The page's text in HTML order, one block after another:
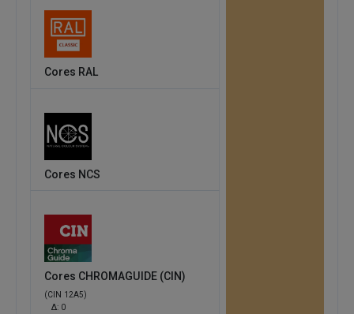
Cores RAL
Cores NCS
Cores CHROMAGUIDE (CIN)
(CIN 12A5)
Δ: 0